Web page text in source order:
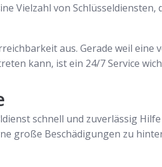
Vielzahl von
aus. Gerade weil
kann, ist ein 24/7 Service
schnell und zuverlässig
große Beschädigungen zu